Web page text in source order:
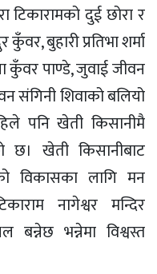
टिकारामको दुई छोरा र
बुहारी प्रतिभा शर्मा
कुँवर पाण्डे, जुवाई जीवन
संगिनी शिवाको बलियो
पनि खेती किसानीमै
छ। खेती किसानीबाट
विकासका लागि मन
नागेश्वर मन्दिर
बन्नेछ भन्नेमा विश्वस्त